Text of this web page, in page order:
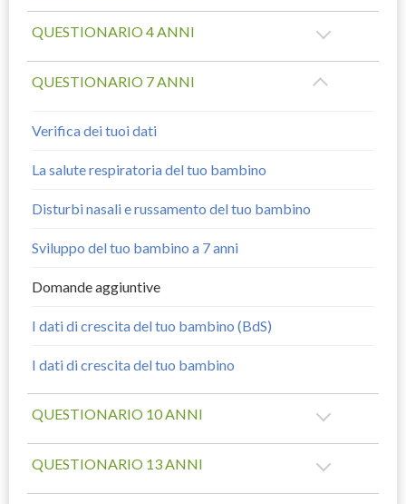
QUESTIONARIO 4 ANNI
QUESTIONARIO 7 ANNI
Verifica dei tuoi dati
La salute respiratoria del tuo bambino
Disturbi nasali e russamento del tuo bambino
Sviluppo del tuo bambino a 7 anni
Domande aggiuntive
I dati di crescita del tuo bambino (BdS)
I dati di crescita del tuo bambino
QUESTIONARIO 10 ANNI
QUESTIONARIO 13 ANNI